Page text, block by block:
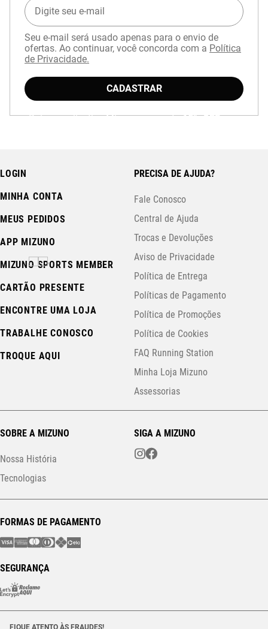
Baixe o aplicativo Mizuno e garanta15% OFF
Seu e-mail será usado apenas para o envio de
ofertas. Ao continuar, você concorda com a Política
de Privacidade.
CADASTRAR
LOGIN
MINHA CONTA
MEUS PEDIDOS
APP MIZUNO
MIZUNO SPORTS MEMBER
CARTÃO PRESENTE
ENCONTRE UMA LOJA
TRABALHE CONOSCO
TROQUE AQUI
PRECISA DE AJUDA?
Fale Conosco
Central de Ajuda
Trocas e Devoluções
Aviso de Privacidade
Política de Entrega
Políticas de Pagamento
Política de Promoções
Política de Cookies
FAQ Running Station
Minha Loja Mizuno
Assessorias
SOBRE A MIZUNO
Nossa História
Tecnologias
SIGA A MIZUNO
FORMAS DE PAGAMENTO
SEGURANÇA